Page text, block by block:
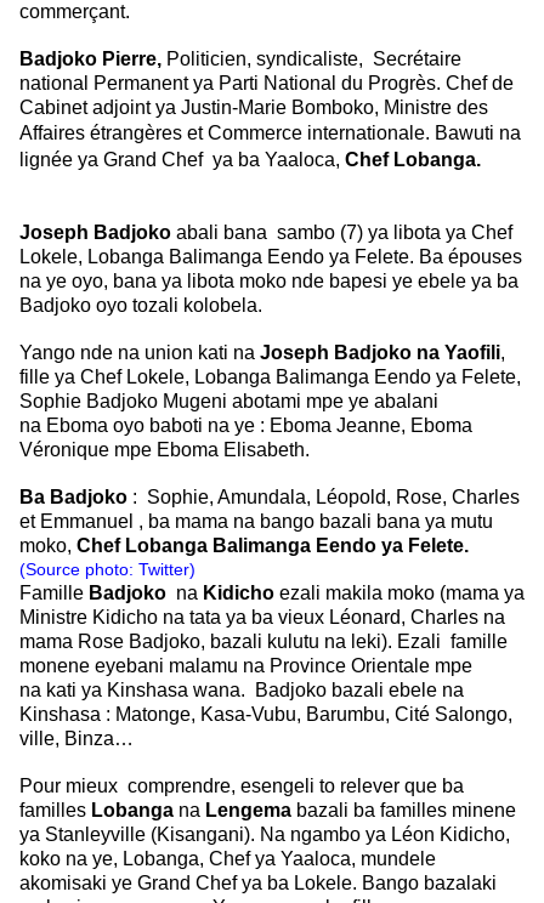
commerçant.
Badjoko Pierre, Politicien, syndicaliste, Secrétaire
national Permanent ya Parti National du Progrès. Chef de
Cabinet adjoint ya Justin-Marie Bomboko, Ministre des
Affaires étrangères et Commerce internationale. Bawuti na
lignée ya Grand Chef ya ba Yaaloca, Chef Lobanga.
Joseph Badjoko abali bana sambo (7) ya libota ya Chef
Lokele, Lobanga Balimanga Eendo ya Felete. Ba épouses
na ye oyo, bana ya libota moko nde bapesi ye ebele ya ba
Badjoko oyo tozali kolobela.
Yango nde na union kati na Joseph Badjoko na Yaofili,
fille ya Chef Lokele, Lobanga Balimanga Eendo ya Felete,
Sophie Badjoko Mugeni abotami mpe ye abalani
na Eboma oyo baboti na ye : Eboma Jeanne, Eboma
Véronique mpe Eboma Elisabeth.
Ba Badjoko : Sophie, Amundala, Léopold, Rose, Charles
et Emmanuel , ba mama na bango bazali bana ya mutu
moko, Chef Lobanga Balimanga Eendo ya Felete.
(Source photo: Twitter)
Famille Badjoko na Kidicho ezali makila moko (mama ya
Ministre Kidicho na tata ya ba vieux Léonard, Charles na
mama Rose Badjoko, bazali kulutu na leki). Ezali famille
monene eyebani malamu na Province Orientale mpe
na kati ya Kinshasa wana. Badjoko bazali ebele na
Kinshasa : Matonge, Kasa-Vubu, Barumbu, Cité Salongo,
ville, Binza…
Pour mieux comprendre, esengeli to relever que ba
familles Lobanga na Lengema bazali ba familles minene
ya Stanleyville (Kisangani). Na ngambo ya Léon Kidicho,
koko na ye, Lobanga, Chef ya Yaaloca, mundele
akomisaki ye Grand Chef ya ba Lokele. Bango bazalaki